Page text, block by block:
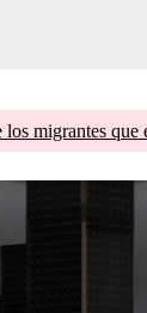
migrantes que